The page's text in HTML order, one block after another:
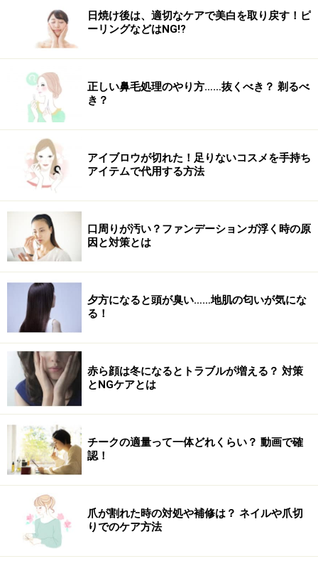
この方法は下まぶたの外側を下に引くことでタレ目にし
ます。この方法にはいくつかのバリエーションがありま
す。下まぶたの裏側を切開して行う方法と、糸を使うプ
チ整形が主流です。
青の矢印は二重や眼瞼下垂(がんけんかすい)の手術で可
能です。この方法はまつげの生え際が隠れている図1・2
のような場合はプチ整形でもかなりパッチリした印象を
作れます。
黒の矢印は目頭切開で可能です。この方法は目頭を切開
してまぶたの内側の蒙古(もうこ)ヒダで隠れている部分
を出します。
整形手術で希望に沿えないケース
図1・2を比べると、図1では眼頭はもともと広く出てい
るのが分かります。これ以上目頭向きに幅を広げるのは
難しいです。このようにそれぞれの施術には限界もあり
ます。
今まで相談頂いた中で、強いタレ目を希望された方がい
らっしゃいましたが、タレ目の手術の場合はあまり下に
広げると、常にあっかんべーをした状態になり目が乾き
ます。このような理由からやはり希望に沿えないケース
もあります。
日焼け後は、適切なケアで美白を取り戻す！ピ
ーリングなどはNG!?
正しい鼻毛処理のやり方……抜くべき？ 剃るべ
き？
アイブロウが切れた！足りないコスメを手持ち
アイテムで代用する方法
口周りが汚い？ファンデーションガ浮く時の原
因と対策とは
夕方になると頭が臭い……地肌の匂いが気にな
る！
赤ら顔は冬になるとトラブルが増える？ 対策
とNGケアとは
チークの適量って一体どれくらい？ 動画で確
認！
爪が割れた時の対処や補修は？ ネイルや爪切
りでのケア方法